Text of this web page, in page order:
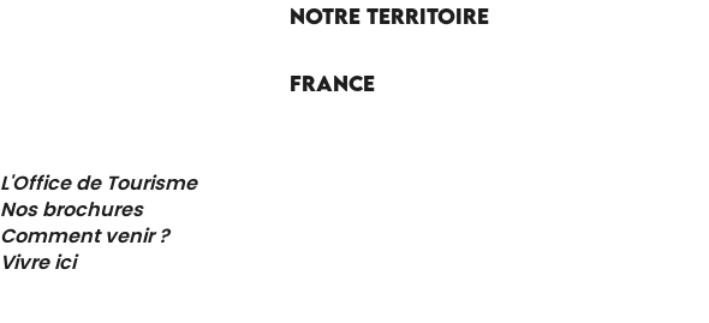
L'Office de Tourisme
Nos brochures
Comment venir ?
Vivre ici
Notre territoire
France